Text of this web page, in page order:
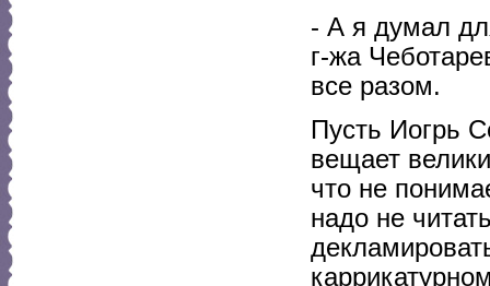
- А я думал
г-жа
все разом.
Пусть Иогрь
вещает
что не
надо не